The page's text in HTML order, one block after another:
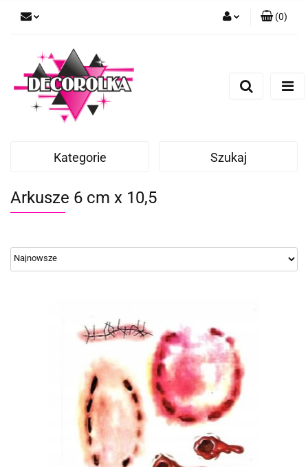
(0)
Kategorie Szukaj
Arkusze 6 cm x 10,5